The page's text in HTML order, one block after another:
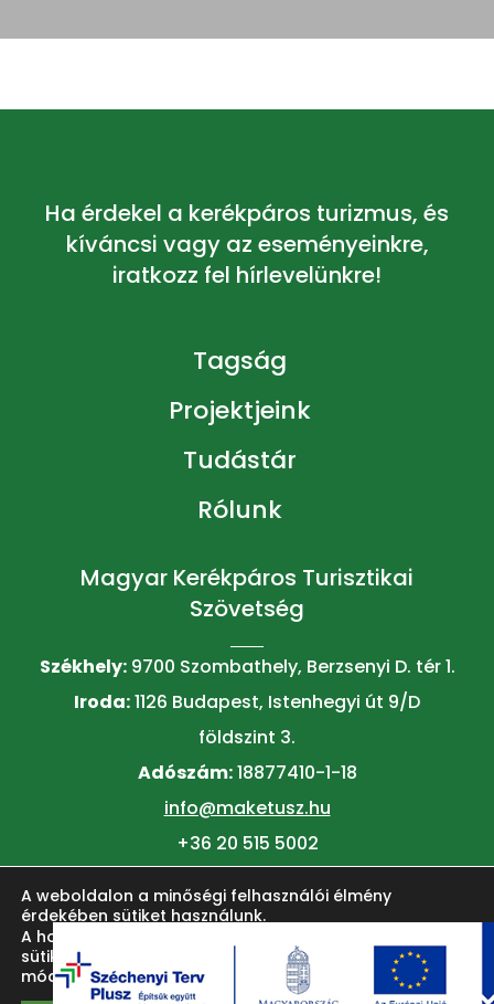
Tagság
Projektjeink
Tudástár
Rólunk
Magyar Kerékpáros Turisztikai
Szövetség
Székhely:9700 Szombathely, Berzsenyi D. tér 1.
Iroda:1126 Budapest, Istenhegyi út 9/D
földszint 3.
Adószám:18877410-1-18
info@maketusz.hu
+36 20 515 5002
Ha érdekel a kerékpáros turizmus, és
kíváncsi vagy az eseményeinkre,
iratkozz fel hírlevelünkre!
© 2026 MAKETUSZ
A weboldalon a minőségi felhasználói élmény
érdekében sütiket használunk.
A honlap felhasználói élményének fokozása érdekében
sütiket alkalmazunk. Ezeket a
beállítások
oldalon lehet
módosítani.